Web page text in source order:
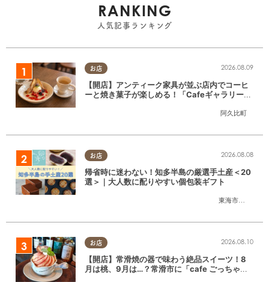
RANKING
人気記事ランキング
お店
阿久比町
2026.08.09
【開店】アンティーク家具が並ぶ店内でコーヒ
ーと焼き菓子が楽しめる！「CafeギャラリーA
お店
東海市
,大府市
2026.08.08
帰省時に迷わない！知多半島の厳選手土産＜20
選＞｜大人数に配りやすい個包装ギフト
お店 2026.08.10
【開店】常滑焼の器で味わう絶品スイーツ！8
月は桃、9月は…？常滑市に「cafe ごっちゃ」